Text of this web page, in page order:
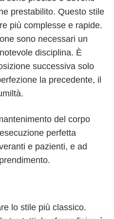
prestabilito. Questo stile
più complesse e rapide.
sono necessari un
disciplina. È
successiva solo
la precedente, il
del corpo
perfetta
e pazienti, e ad
lo stile più classico.